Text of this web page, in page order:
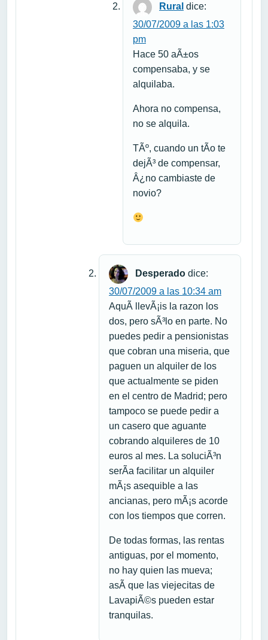
Rural dice:
30/07/2009 a las 1:03
pm
Hace 50 aÃ±os
compensaba, y se
alquilaba.
Ahora no compensa,
no se alquila.
TÃº, cuando un tÃ­o te
dejÃ³ de compensar,
Â¿no cambiaste de
novio?
Desperado dice:
30/07/2009 a las 10:34 am
AquÃ­ llevÃ¡is la razon los
dos, pero sÃ³lo en parte. No
puedes pedir a pensionistas
que cobran una miseria, que
paguen un alquiler de los
que actualmente se piden
en el centro de Madrid; pero
tampoco se puede pedir a
un casero que aguante
cobrando alquileres de 10
euros al mes. La soluciÃ³n
serÃ­a facilitar un alquiler
mÃ¡s asequible a las
ancianas, pero mÃ¡s acorde
con los tiempos que corren.
De todas formas, las rentas
antiguas, por el momento,
no hay quien las mueva;
asÃ­ que las viejecitas de
LavapiÃ©s pueden estar
tranquilas.